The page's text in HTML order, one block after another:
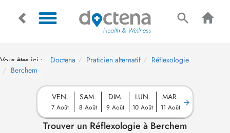
Vous êtes ici : Doctena Praticien alternatif
Réflexologie
Berchem
VEN.
7 Août
SAM.
8 Août
DIM.
9 Août
LUN.
10 Août
MAR.
11 Août
Trouver un Réflexologie à Berchem